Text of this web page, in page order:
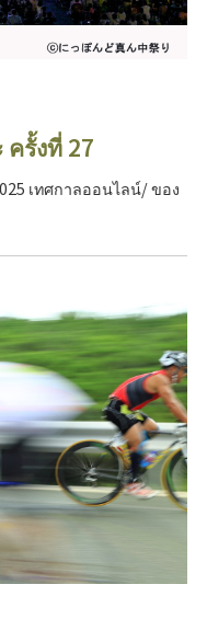
รั้งที่ 27
เทศกาลออนไลน์/ ของ